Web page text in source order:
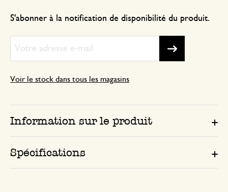
S'abonner à la notification de disponibilité du produit.
Voir le stock dans tous les magasins
Information sur le produit
Spécifications